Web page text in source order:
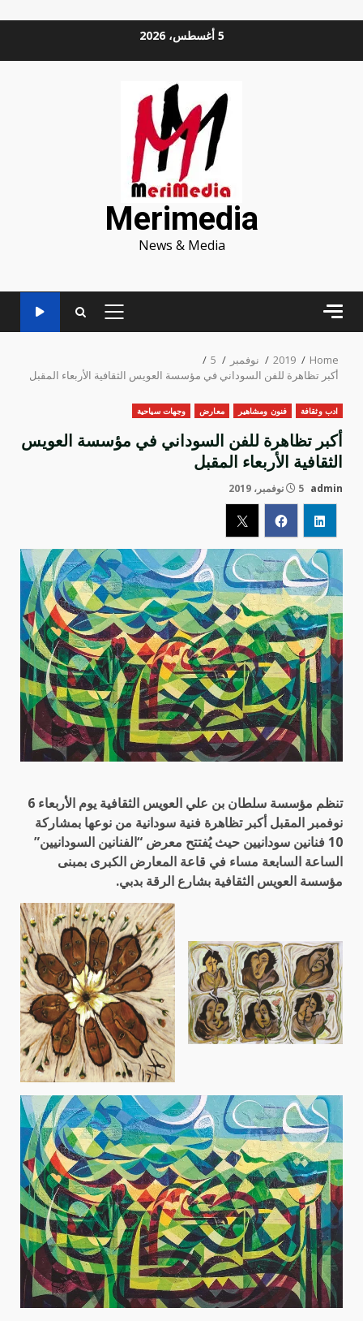
5 أغسطس، 2026
Merimedia
News & Media
PRIMARY
Home
2019 نوفمبر
5
أكبر تظاهرة للفن السوداني في مؤسسة العويس الثقافية الأربعاء المقبل
ادب وثقافة فنون ومشاهير معارض وجهات سياحية
أكبر تظاهرة للفن السوداني في مؤسسة العويس
الثقافية الأربعاء المقبل
admin 5 نوفمبر، 2019
تنظم مؤسسة سلطان بن علي العويس الثقافية يوم الأربعاء 6
نوفمبر المقبل أكبر تظاهرة فنية سودانية من نوعها بمشاركة
10 فنانين سودانيين حيث يُفتتح معرض “الفنانين السودانيين”
الساعة السابعة مساء في قاعة المعارض الكبرى بمبنى
مؤسسة العويس الثقافية بشارع الرقة بدبي.